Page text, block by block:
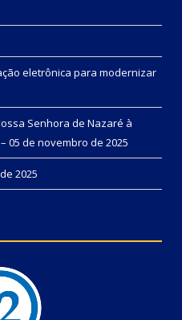
eletrônica para modernizar
Senhora de Nazaré à
05 de novembro de 2025
2025